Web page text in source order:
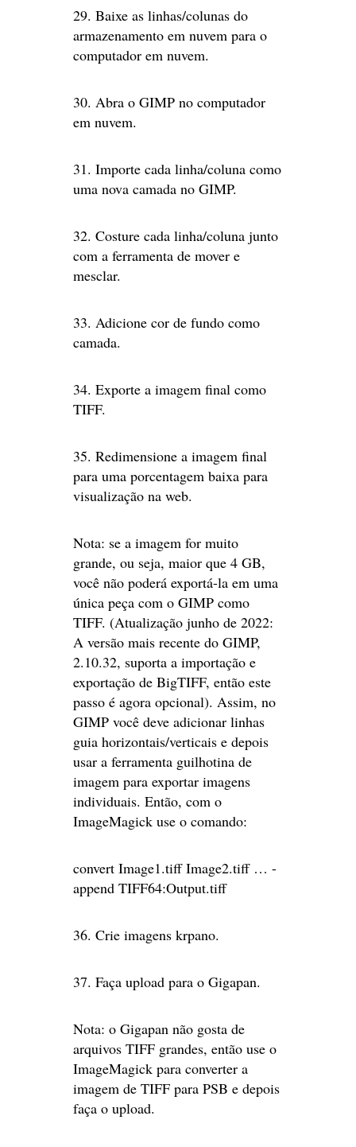
29. Baixe as linhas/colunas do
armazenamento em nuvem para o
computador em nuvem.
30. Abra o GIMP no computador
em nuvem.
31. Importe cada linha/coluna como
uma nova camada no GIMP.
32. Costure cada linha/coluna junto
com a ferramenta de mover e
mesclar.
33. Adicione cor de fundo como
camada.
34. Exporte a imagem final como
TIFF.
35. Redimensione a imagem final
para uma porcentagem baixa para
visualização na web.
Nota: se a imagem for muito
grande, ou seja, maior que 4 GB,
você não poderá exportá-la em uma
única peça com o GIMP como
TIFF. (Atualização junho de 2022:
A versão mais recente do GIMP,
2.10.32, suporta a importação e
exportação de BigTIFF, então este
passo é agora opcional). Assim, no
GIMP você deve adicionar linhas
guia horizontais/verticais e depois
usar a ferramenta guilhotina de
imagem para exportar imagens
individuais. Então, com o
ImageMagick use o comando:
convert Image1.tiff Image2.tiff … -
append TIFF64:Output.tiff
36. Crie imagens krpano.
37. Faça upload para o Gigapan.
Nota: o Gigapan não gosta de
arquivos TIFF grandes, então use o
ImageMagick para converter a
imagem de TIFF para PSB e depois
faça o upload.